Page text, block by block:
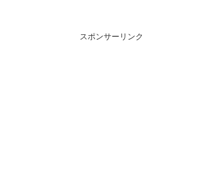
スポンサーリンク